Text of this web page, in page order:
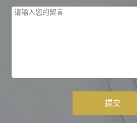
提交